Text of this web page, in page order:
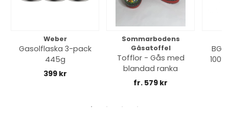
Weber
Gasolflaska 3-pack
445g
399 kr
Sommarbodens
Gåsatoffel
Tofflor - Gås med
blandad ranka
fr. 579 kr